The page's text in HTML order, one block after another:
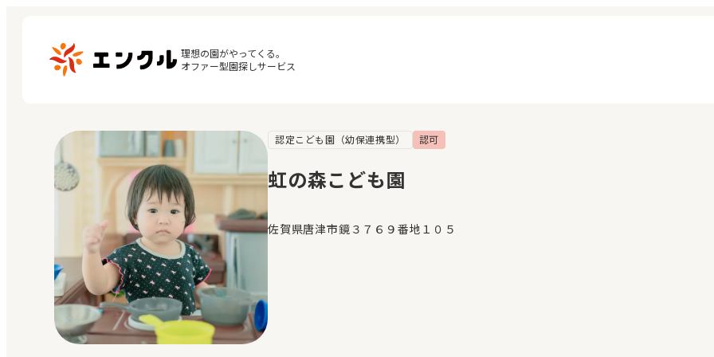
理想の園がやってくる。
オファー型園探しサービス
保育園・幼稚園を探す
地図から探す
地域から探す
マイページ
閲覧履歴
お気に入り
認定こども園（幼保連携型） 認可
虹の森こども園
佐賀県唐津市鏡３７６９番地１０５